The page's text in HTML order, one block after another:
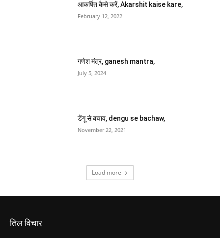
आकर्षित कैसे करें, Akarshit kaise kare,
February 12, 2022
गणेश मंत्र, ganesh mantra,
July 5, 2024
डेंगू से बचाव, dengu se bachaw,
November 22, 2021
Load more
तिल विचार